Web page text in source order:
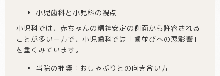
小児歯科と小児科の視点
小児科では、赤ちゃんの精神安定の側面から許容される
ことが多い一方で、小児歯科では「歯並びへの悪影響」
を重くみています。
当院の推奨：おしゃぶりとの向き合い方